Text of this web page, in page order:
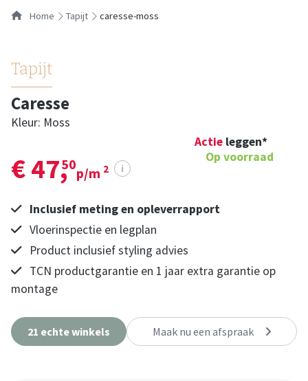
Home tapijt caresse-moss
Tapijt
Caresse
Kleur: Moss
€ 47,
50
p/m 2 i
Actie leggen*
Op voorraad
Inclusief meting en opleverrapport
Vloerinspectie en legplan
Product inclusief styling advies
TCN productgarantie en 1 jaar extra garantie op
montage
21 echte winkels Maak nu een afspraak